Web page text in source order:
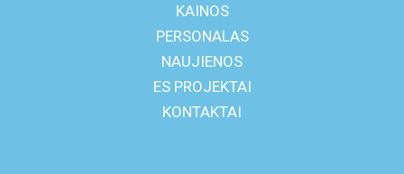
KAINOS
PERSONALAS
NAUJIENOS
ES PROJEKTAI
KONTAKTAI